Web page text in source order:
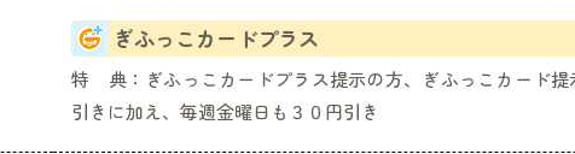
ぎふっこカードプラス
特 典： ぎふっこカードプラス提示の方、ぎふっこカード
引きに加え、毎週金曜日も３０円引き